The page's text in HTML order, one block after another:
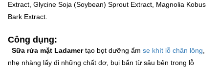
Extract, Glycine Soja (Soybean) Sprout Extract, Magnolia Kobus
Bark Extract.
Công dụng:
Sữa rửa mặt Ladamertạo bọt dưỡng ẩm se khít lỗ chân lông
nhẹ nhàng lấy đi những chất dơ, bụi bẩn từ sâu bên trong lỗ